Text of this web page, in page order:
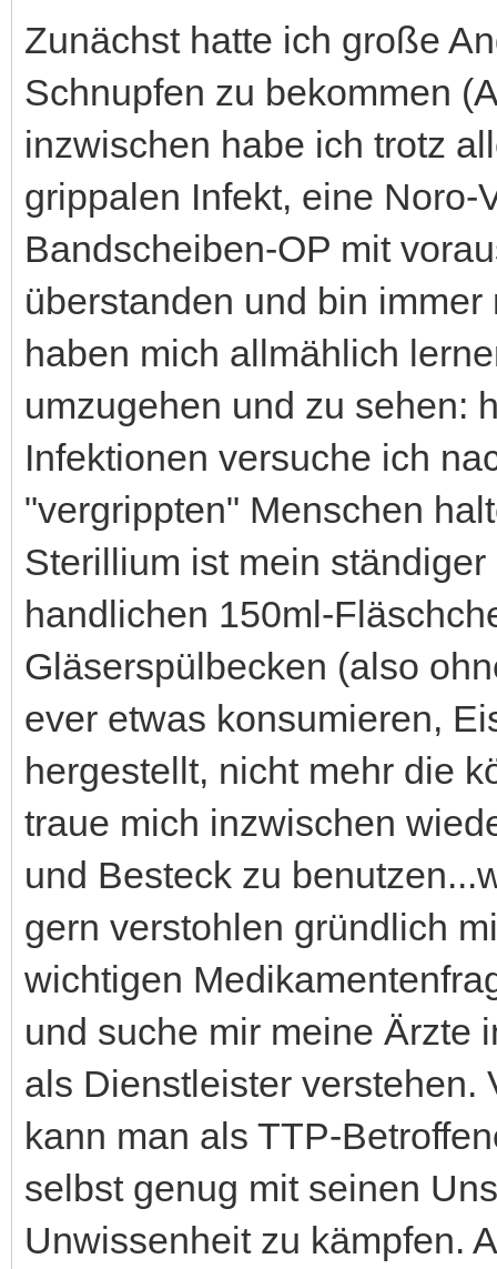
Zunächst hatte ich große
Schnupfen zu bekommen
inzwischen habe ich trotz
grippalen Infekt, eine Noro-
Bandscheiben-OP mit
überstanden und bin
haben mich allmählich
umzugehen und zu sehen:
Infektionen versuche ich
"vergrippten" Menschen
Sterillium ist mein
handlichen 150ml-
Gläserspülbecken (also
ever etwas konsumieren,
hergestellt, nicht mehr die
traue mich inzwischen
und Besteck zu
gern verstohlen gründlich
wichtigen
und suche mir meine Ärzte
als Dienstleister verstehen.
kann man als TTP-
selbst genug mit seinen
Unwissenheit zu kämpfen.